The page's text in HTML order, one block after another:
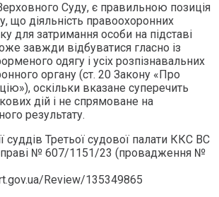
Суду, є правильною позиція
що діяльність правоохоронних
для затримання особи на підставі
завжди відбуватися гласно із
одягу і усіх розпізнавальних
органу (ст. 20 Закону «Про
оскільки вказане суперечить
дій і не спрямоване на
результату.
суддів Третьої судової палати ККС ВС
№ 607/1151/23 (провадження №
Review/135349865